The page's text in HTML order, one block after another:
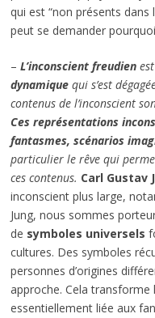
qui est “non présents dans
peut se demander pourquoi
– L’inconscient freudienest
dynamiquequi s’est
contenus de l’inconscient
Ces représentations
fantasmes, scénarios
particulier le rêve qui
ces contenus. Carl Gustav
inconscient plus large,
Jung, nous sommes
de symboles universels
cultures. Des symboles
personnes d’origines
approche. Cela transforme
essentiellement liée aux